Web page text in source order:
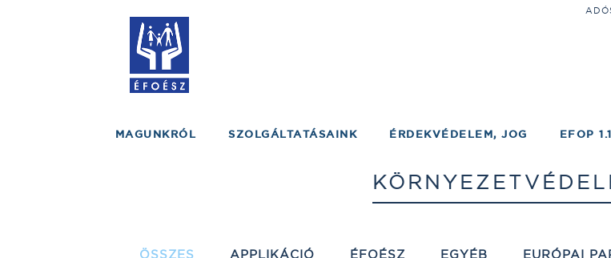
MAGUNKRÓL SZOLGÁLTATÁSAINK ÉRDEKVÉDELEM, JOG EFOP
ÖSSZES APPLIKÁCIÓ ÉFOÉSZ EGYÉB
EURÓPAI